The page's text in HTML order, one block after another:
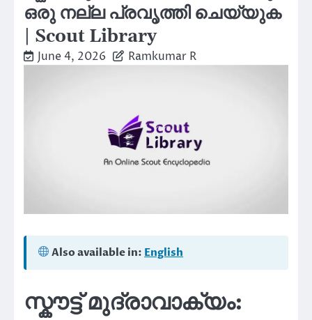
ഒരു നല്ല പ്രവൃത്തി ചെയ്യുക
| Scout Library
June 4, 2026 Ramkumar R
Also available in: English
സ്കൗട്ട് മുദ്രാവാക്യം: